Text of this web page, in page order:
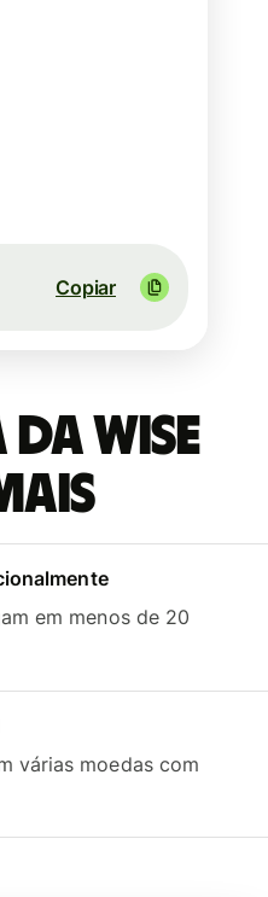
Copiar
Wise
em menos de 20
várias moedas com